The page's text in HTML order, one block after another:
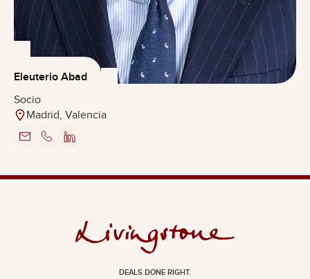
Eleuterio Abad
Socio
Madrid, Valencia
DEALS DONE RIGHT.